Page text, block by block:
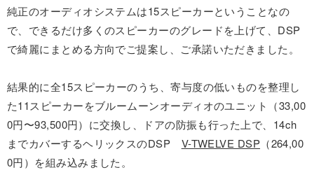
純正のオーディオシステムは15スピーカーということなの
で、できるだけ多くのスピーカーのグレードを上げて、DSP
で綺麗にまとめる方向でご提案し、ご承諾いただきました。
結果的に全15スピーカーのうち、寄与度の低いものを整理し
た11スピーカーをブルームーンオーディオのユニット（33,00
0円〜93,500円）に交換し、ドアの防振も行った上で、14ch
までカバーするヘリックスのDSP V-TWELVE DSP （264,00
0円）を組み込みました。